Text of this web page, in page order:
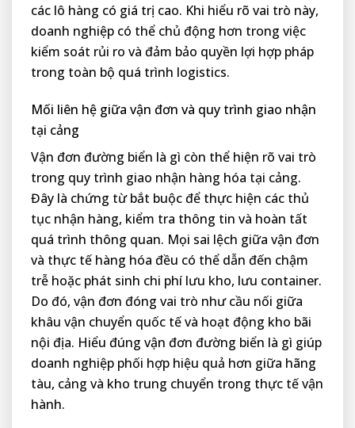
các lô hàng có giá trị cao. Khi hiểu rõ vai trò này,
doanh nghiệp có thể chủ động hơn trong việc
kiểm soát rủi ro và đảm bảo quyền lợi hợp pháp
trong toàn bộ quá trình logistics.
Mối liên hệ giữa vận đơn và quy trình giao nhận
tại cảng
Vận đơn đường biển là gì còn thể hiện rõ vai trò
trong quy trình giao nhận hàng hóa tại cảng.
Đây là chứng từ bắt buộc để thực hiện các thủ
tục nhận hàng, kiểm tra thông tin và hoàn tất
quá trình thông quan. Mọi sai lệch giữa vận đơn
và thực tế hàng hóa đều có thể dẫn đến chậm
trễ hoặc phát sinh chi phí lưu kho, lưu container.
Do đó, vận đơn đóng vai trò như cầu nối giữa
khâu vận chuyển quốc tế và hoạt động kho bãi
nội địa. Hiểu đúng vận đơn đường biển là gì giúp
doanh nghiệp phối hợp hiệu quả hơn giữa hãng
tàu, cảng và kho trung chuyển trong thực tế vận
hành.